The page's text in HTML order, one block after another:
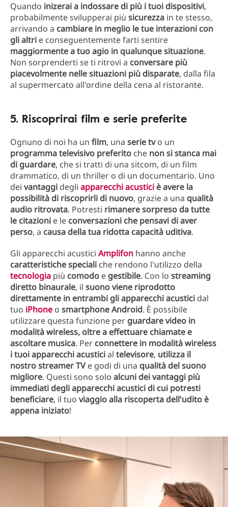
Quando inizerai a indossare di più i tuoi dispositivi,
probabilmente svilupperai più sicurezza in te stesso,
arrivando a cambiare in meglio le tue interazioni con
gli altri e conseguentemente farti sentire
maggiormente a tuo agio in qualunque situazione.
Non sorprenderti se ti ritrovi a conversare più
piacevolmente nelle situazioni più disparate, dalla fila
al supermercato all'ordine della cena al ristorante.
5. Riscoprirai film e serie preferite
Ognuno di noi ha un film, una serie tvo un
programma televisivo preferito che non si stanca mai
di guardare, che si tratti di una sitcom, di un film
drammatico, di un thriller o di un documentario. Uno
dei vantaggi degli apparecchi acustici è avere la
possibilità di riscoprirli di nuovo, grazie a una qualità
audio ritrovata. Potresti rimanere sorpreso da tutte
le citazioni e le conversazioni che pensavi di aver
perso, a causa della tua ridotta capacità uditiva.
Gli apparecchi acustici Amplifon hanno anche
caratteristiche speciali che rendono l'utilizzo della
tecnologia più comodo e gestibile. Con lo streaming
diretto binaurale, il suono viene riprodotto
direttamente in entrambi gli apparecchi acustici dal
tuo iPhone o smartphone Android. È possibile
utilizzare questa funzione per guardare video in
modalità wireless, oltre a effettuare chiamate e
ascoltare musica. Per connettere in modalità wireless
i tuoi apparecchi acusticial televisore, utilizza il
nostro streamer TVe godi di una qualità del suono
migliore. Questi sono solo alcuni dei vantaggi più
immediati degli apparecchi acustici di cui potresti
beneficiare, il tuo viaggio alla riscoperta dell'udito è
appena iniziato!